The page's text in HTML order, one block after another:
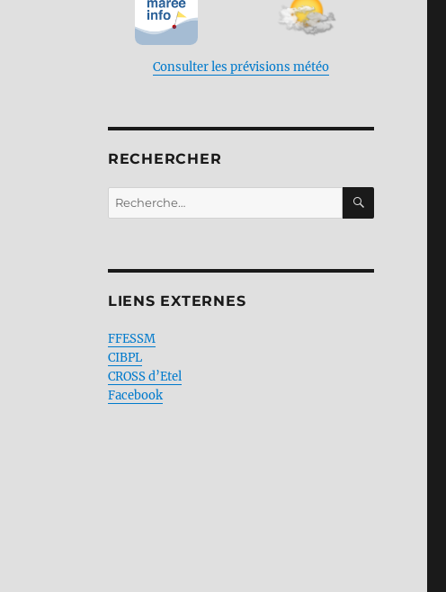
Consulter les prévisions météo
RECHERCHER
Recherche
pour :
LIENS EXTERNES
FFESSM
CIBPL
CROSS d’Etel
Facebook